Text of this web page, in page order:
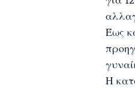
Έως
Η